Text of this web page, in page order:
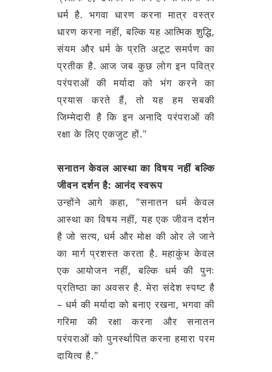
धर्म है. भगवा धारण करना मात्र वस्त्र
धारण करना नहीं, बल्कि यह आत्मिक शुद्धि,
संयम और धर्म के प्रति अटूट समर्पण का
प्रतीक है. आज जब कुछ लोग इन पवित्र
परंपराओं की मर्यादा को भंग करने का
प्रयास करते हैं, तो यह हम सबकी
जिम्मेदारी है कि इन अनादि परंपराओं की
रक्षा के लिए एकजुट हों."
सनातन केवल आस्था का विषय नहीं बल्कि
जीवन दर्शन है: आनंद स्वरूप
उन्होंने आगे कहा, "सनातन धर्म केवल
आस्था का विषय नहीं, यह एक जीवन दर्शन
है जो सत्य, धर्म और मोक्ष की ओर ले जाने
का मार्ग प्रशस्त करता है. महाकुंभ केवल
एक आयोजन नहीं, बल्कि धर्म की पुनः
प्रतिष्ठा का अवसर है. मेरा संदेश स्पष्ट है
– धर्म की मर्यादा को बनाए रखना, भगवा की
गरिमा की रक्षा करना और सनातन
परंपराओं को पुनर्स्थापित करना हमारा परम
दायित्व है."